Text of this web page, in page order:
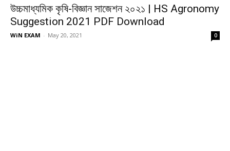
উচ্চমাধ্যমিক কৃষি-বিজ্ঞান সাজেশন ২০২১ | HS Agronomy
Suggestion 2021 PDF Download
WiN EXAM - May 20, 2021 0